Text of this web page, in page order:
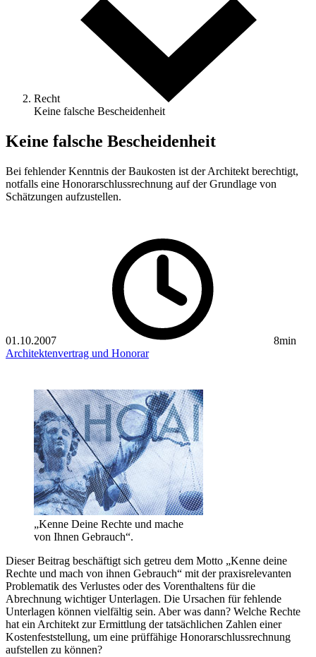
Recht
Keine falsche Bescheidenheit
Keine falsche Bescheidenheit
Bei fehlender Kenntnis der Baukosten ist der Architekt berechtigt,
notfalls eine Honorarschlussrechnung auf der Grundlage von
Schätzungen aufzustellen.
01.10.2007
8min
Architektenvertrag und Honorar
„Kenne Deine Rechte und mache
von Ihnen Gebrauch“.
Dieser Beitrag beschäftigt sich getreu dem Motto „Kenne deine
Rechte und mach von ihnen Gebrauch“ mit der praxisrelevanten
Problematik des Verlustes oder des Vorenthaltens für die
Abrechnung wichtiger Unterlagen. Die Ursachen für fehlende
Unterlagen können ­vielfältig sein. Aber was dann? Welche Rechte
hat ein Architekt zur Ermittlung der tat­sächlichen Zahlen einer
Kostenfeststellung, um eine prüffähige Honorarschlussrechnung
aufstellen zu können?